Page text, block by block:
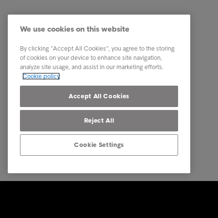
Tips & råd
Kontakt
Our locations
We use cookies on this website
By clicking “Accept All Cookies”, you agree to the storing
of cookies on your device to enhance site navigation,
analyze site usage, and assist in our marketing efforts.
Cookie policy
Accept All Cookies
Reject All
Cookie Settings